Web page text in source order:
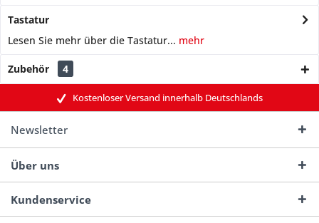
Tastatur
Lesen Sie mehr über die Tastatur... mehr
Zubehör 4
Kostenloser Versand innerhalb Deutschlands
Newsletter
Über uns
Kundenservice